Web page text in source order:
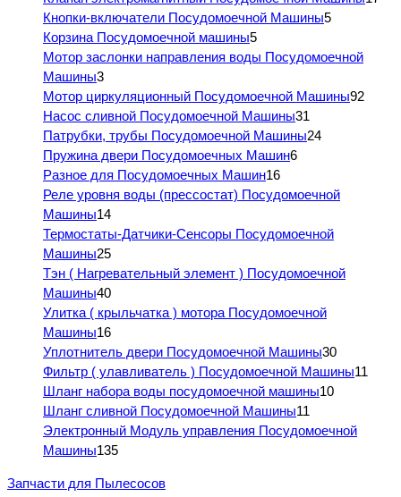
Кнопки-включатели Посудомоечной Машины5
Корзина Посудомоечной машины5
Мотор заслонки направления воды Посудомоечной
Машины3
Мотор циркуляционный Посудомоечной Машины92
Насос сливной Посудомоечной Машины31
Патрубки, трубы Посудомоечной Машины24
Пружина двери Посудомоечных Машин6
Разное для Посудомоечных Машин16
Реле уровня воды (прессостат) Посудомоечной
Машины14
Термостаты-Датчики-Сенсоры Посудомоечной
Машины25
Тэн ( Нагревательный элемент ) Посудомоечной
Машины40
Улитка ( крыльчатка ) мотора Посудомоечной
Машины16
Уплотнитель двери Посудомоечной Машины30
Фильтр ( улавливатель ) Посудомоечной Машины11
Шланг набора воды посудомоечной машины10
Шланг сливной Посудомоечной Машины11
Электронный Модуль управления Посудомоечной
Машины135
Запчасти для Пылесосов